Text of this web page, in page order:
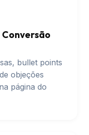
bullet points
objeções
página do